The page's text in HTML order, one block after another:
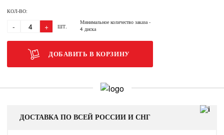
КОЛ-ВО:
- + ШТ.
Минимальное количество заказа-
4 диска
ДОБАВИТЬ В КОРЗИНУ
ДОСТАВКА ПО ВСЕЙ РОССИИ И СНГ